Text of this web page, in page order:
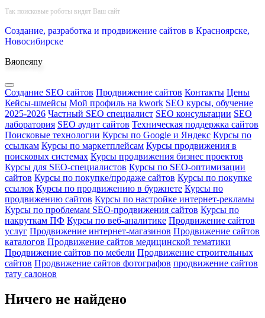
Наверх
Так поисковые роботы видят Ваш сайт
Создание, разработка и продвижение сайтов в Красноярске,
Новосибирске
Bяoneяny
Создание SEO сайтов Продвижение сайтов Контакты Цены
Кейсы-шмейсы Мой профиль на kwork SEO курсы, обучение
2025-2026 Частный SEO специалист SEO консультации SEO
лаборатория SEO аудит сайтов Техническая поддержка сайтов
Поисковые технологии Курсы по Google и Яндекс Курсы по
ссылкам Курсы по маркетплейсам Курсы продвижения в
поисковых системах Курсы продвижения бизнес проектов
Курсы для SEO-специалистов Курсы по SEO-оптимизации
сайтов Курсы по покупке/продаже сайтов Курсы по покупке
ссылок Курсы по продвижению в буржнете Курсы по
продвижению сайтов Курсы по настройке интернет-рекламы
Курсы по проблемам SEO-продвижения сайтов Курсы по
накруткам ПФ Курсы по веб-аналитике Продвижение сайтов
услуг Продвижение интернет-магазинов Продвижение сайтов
каталогов Продвижение сайтов медицинской тематики
Продвижение сайтов по мебели Продвижение строительных
сайтов Продвижение сайтов фотографов продвижение сайтов
тату салонов
Ничего не найдено